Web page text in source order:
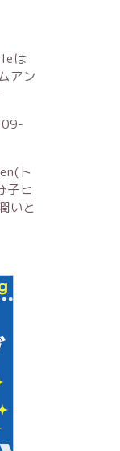
は
アン
09-
ト
子ヒ
いと